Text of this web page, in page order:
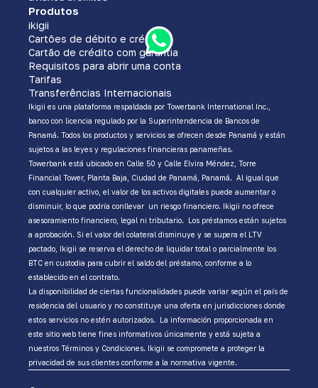
Produtos
ikigii
Cartões de débito e crédito
Cartão de crédito com garantia
Requisitos para abrir uma conta
Tarifas
Transferências Internacionais
Ikigii es una plataforma respaldada por Towerbank International Inc.,
banco con licencia regulado por la Superintendencia de Bancos de
Panamá. Todos los productos y servicios se ofrecen desde Panamá y están
sujetos a las leyes y regulaciones financieras panameñas.
Towerbank está ubicado en Calle 50 y Calle Elvira Méndez, Torre
Financial Tower, Planta Baja, Ciudad de Panamá, Panamá. Al igual que
con cualquier activo, el valor de los activos digitales puede aumentar o
disminuir, lo que podría conllevar un riesgo financiero. Ikigii no ofrece
asesoramiento financiero, legal ni tributario. Los préstamos están sujetos
a aprobación. Si el valor del colateral disminuye y se supera el LTV
pactado, Ikigii se reserva el derecho de liquidar total o parcialmente los
BTC en custodia para cubrir el saldo del préstamo, conforme a lo
establecido en el contrato.
La disponibilidad de ciertas funcionalidades puede variar según el país de
residencia del usuario y no constituye una oferta en jurisdicciones donde
estos servicios no estén autorizados. La información proporcionada en
este sitio web tiene fines informativos únicamente y está sujeta a
nuestros Términos y Condiciones. Ikigii se compromete a proteger la
privacidad de sus clientes conforme a la normativa vigente.